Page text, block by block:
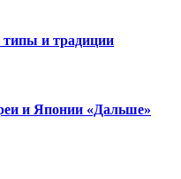
типы и традиции
и Японии «Дальше»